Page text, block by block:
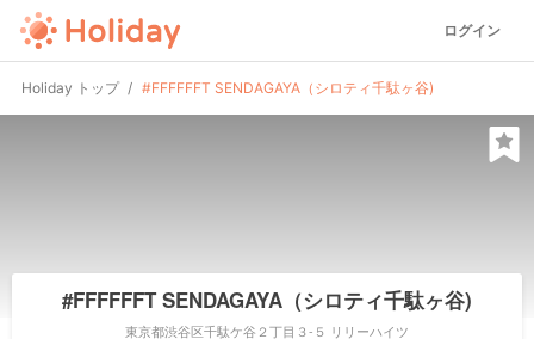
ログイン
Holiday トップ #FFFFFFT SENDAGAYA（シロティ千駄ヶ谷)
#FFFFFFT SENDAGAYA（シロティ千駄ヶ谷)
東京都渋谷区千駄ケ谷２丁目３-５ リリーハイツ